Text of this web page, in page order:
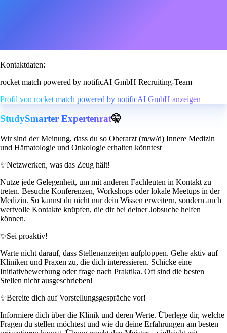
Kontaktdaten:
rocket match powered by notificAI GmbH Recruiting-Team
Profil von rocket match powered by notificAI GmbH anzeigen
StudySmarter Expertenrat🤫
Wir sind der Meinung, dass du so Oberarzt (m/w/d) Innere Medizin
und Hämatologie und Onkologie erhalten könntest
✨Netzwerken, was das Zeug hält!
Nutze jede Gelegenheit, um mit anderen Fachleuten in Kontakt zu
treten. Besuche Konferenzen, Workshops oder lokale Meetups in der
Medizin. So kannst du nicht nur dein Wissen erweitern, sondern auch
wertvolle Kontakte knüpfen, die dir bei deiner Jobsuche helfen
können.
✨Sei proaktiv!
Warte nicht darauf, dass Stellenanzeigen aufploppen. Gehe aktiv auf
Kliniken und Praxen zu, die dich interessieren. Schicke eine
Initiativbewerbung oder frage nach Praktika. Oft sind die besten
Stellen nicht ausgeschrieben!
✨Bereite dich auf Vorstellungsgespräche vor!
Informiere dich über die Klinik und deren Werte. Überlege dir, welche
Fragen du stellen möchtest und wie du deine Erfahrungen am besten